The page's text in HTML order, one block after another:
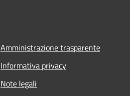
Amministrazione trasparente
Informativa privacy
Note legali